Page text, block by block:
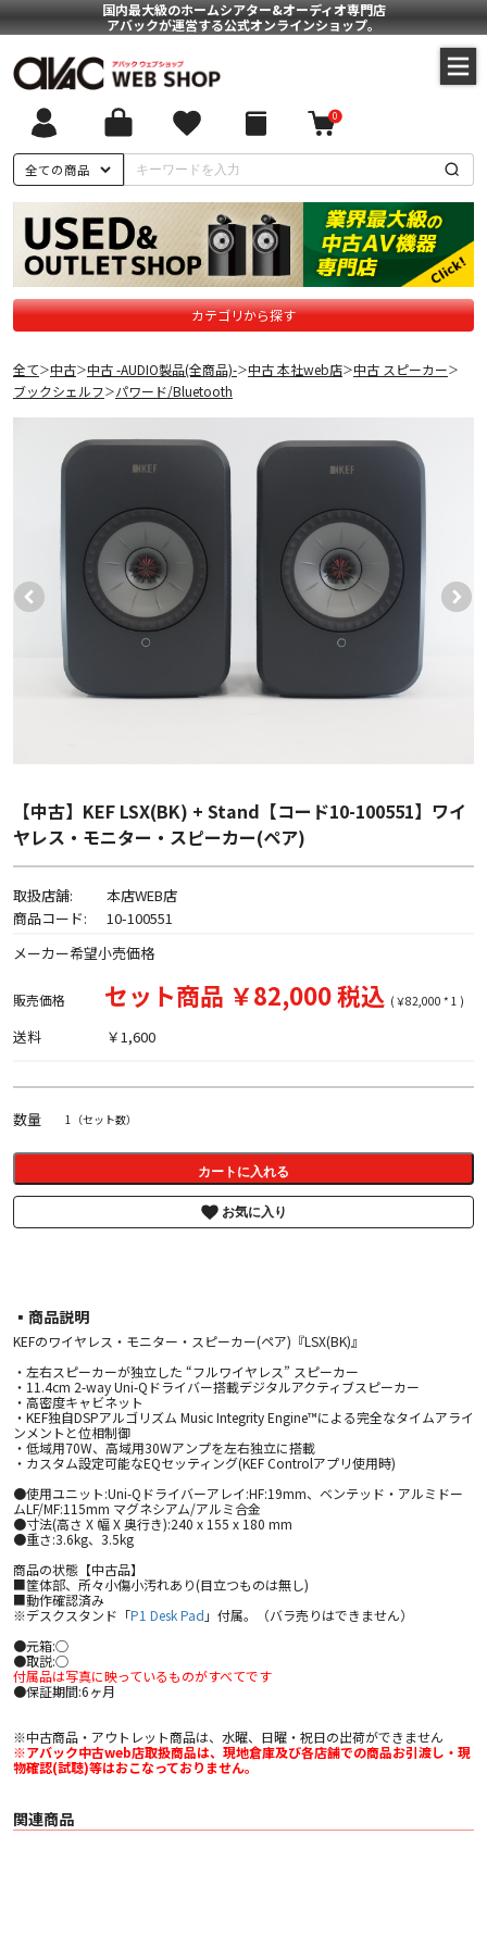
国内最大級のホームシアター&オーディオ専門店
アバックが運営する公式オンラインショップ。
全ての商品
0
カテゴリから探す
全て＞中古＞中古 -AUDIO製品(全商品)-＞中古 本社web店＞中古 スピーカー＞
ブックシェルフ＞パワード/Bluetooth
【中古】KEF LSX(BK) + Stand【コード10-100551】ワイ
ヤレス・モニター・スピーカー(ペア)
取扱店舗:
本店WEB店
商品コード:
10-100551
メーカー希望小売価格
販売価格 セット商品 ￥82,000 税込 (￥82,000 * 1 )
送料 ￥1,600
数量 1（セット数）
カートに入れる
お気に入り
▪︎商品説明
KEFのワイヤレス・モニター・スピーカー(ペア)『LSX(BK)』
・左右スピーカーが独立した “フルワイヤレス” スピーカー
・11.4cm 2-way Uni-Qドライバー搭載デジタルアクティブスピーカー
・高密度キャビネット
・KEF独自DSPアルゴリズム Music Integrity Engine™による完全なタイムアライ
ンメントと位相制御
・低域用70W、高域用30Wアンプを左右独立に搭載
・カスタム設定可能なEQセッティング(KEF Controlアプリ使用時)
●使用ユニット:Uni-Qドライバーアレイ:HF:19mm、ベンテッド・アルミドー
ムLF/MF:115mm マグネシアム/アルミ合金
●寸法(高さ X 幅 X 奥行き):240 x 155 x 180 mm
●重さ:3.6kg、3.5kg
商品の状態【中古品】
■筐体部、所々小傷小汚れあり(目立つものは無し)
■動作確認済み
※デスクスタンド「P1 Desk Pad 」付属。（バラ売りはできません）
●元箱:○
●取説:○
付属品は写真に映っているものがすべてです
●保証期間:6ヶ月
※中古商品・アウトレット商品は、水曜、日曜・祝日の出荷ができません
※アバック中古web店取扱商品は、現地倉庫及び各店舗での商品お引渡し・現
物確認(試聴)等はおこなっておりません。
関連商品